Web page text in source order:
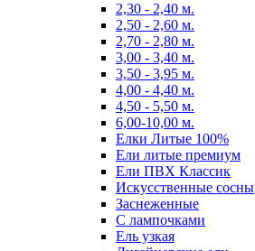
2,30 - 2,40 м.
2,50 - 2,60 м.
2,70 - 2,80 м.
3,00 - 3,40 м.
3,50 - 3,95 м.
4,00 - 4,40 м.
4,50 - 5,50 м.
6,00-10,00 м.
Елки Литые 100%
Ели литые премиум
Ели ПВХ Классик
Искусственные сосны
Заснеженные
С лампочками
Ель узкая